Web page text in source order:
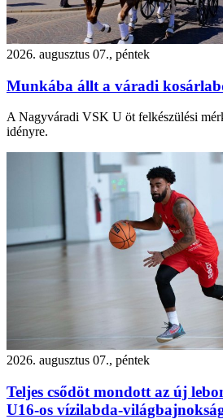
2026. augusztus 07., péntek
Munkába állt a váradi
A Nagyváradi VSK U öt felkészülési
idényre.
2026. augusztus 07., péntek
Teljes csődöt mondott az új
U16-os vízilabda-